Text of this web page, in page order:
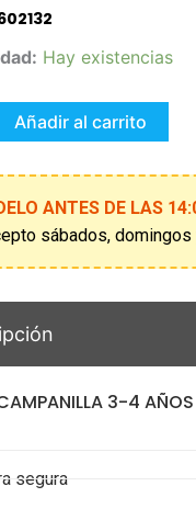
Hay existencias
Añadir al carrito
ANTES DE LAS
sábados,
3-4
segura